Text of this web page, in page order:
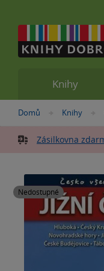
Nacházíte
zde:
Domů »
Knihy
Zásilkovna
Nedostupné
Knihy